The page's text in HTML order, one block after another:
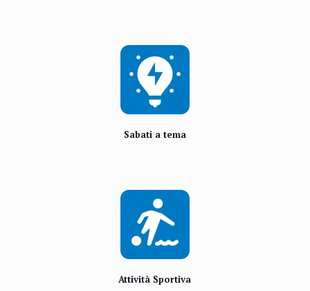
Sabati a tema
Attività Sportiva